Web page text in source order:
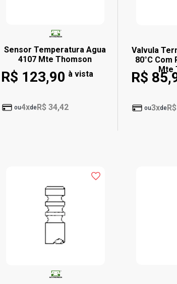
Sensor Temperatura Agua
4107 Mte Thomson
R$ 123,90 à vista
ou4xdeR$ 34,42
Valvula
80°C Com
Mte
R$
ou3xde